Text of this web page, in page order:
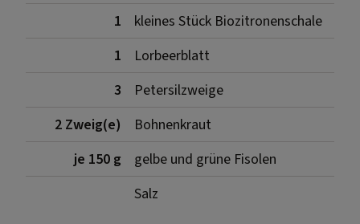
1
kleines Stück Biozitronenschale
1
Lorbeerblatt
3
Petersilzweige
2 Zweig(e)
Bohnenkraut
je 150 g
gelbe und grüne Fisolen
Salz